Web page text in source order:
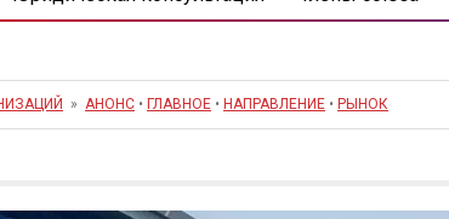
» АНОНС • ГЛАВНОЕ • НАПРАВЛЕНИЕ • РЫНОК